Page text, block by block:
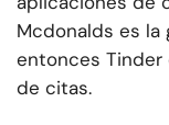
Mcdonalds es la
entonces Tinder
de citas.